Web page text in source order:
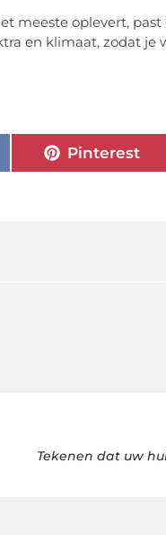
meeste oplevert,
en klimaat, zodat
Pinterest
Tekenen dat uw